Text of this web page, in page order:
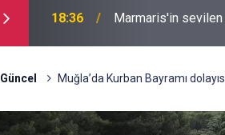
16:35
Bakan Fidan:
ayırmadı"
Güncel Muğla’da Kurban Bayramı